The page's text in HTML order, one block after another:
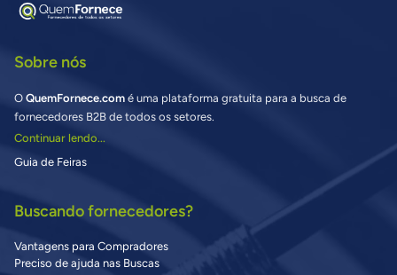
Sobre nós
O QuemFornece.com é uma plataforma gratuita para a busca de
fornecedores B2B de todos os setores.
Continuar lendo...
Guia de Feiras
Buscando fornecedores?
Vantagens para Compradores
Preciso de ajuda nas Buscas